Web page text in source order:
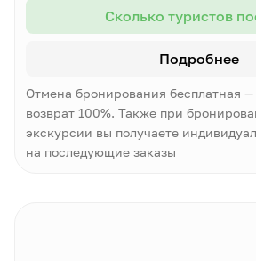
Сколько туристов
Подробнее
Отмена бронирования бесплатная
возврат 100%. Также при
экскурсии вы получаете
на последующие заказы